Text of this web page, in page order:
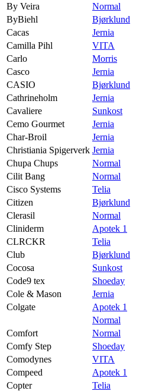
By Veira
Normal
ByBiehl
Bjørklund
Cacas
Jernia
Camilla Pihl
VITA
Carlo
Morris
Casco
Jernia
CASIO
Bjørklund
Cathrineholm
Jernia
Cavaliere
Sunkost
Cemo Gourmet
Jernia
Char-Broil
Jernia
Christiania Spigerverk Jernia
Chupa Chups
Normal
Cilit Bang
Normal
Cisco Systems
Telia
Citizen
Bjørklund
Clerasil
Normal
Cliniderm
Apotek 1
CLRCKR
Telia
Club
Bjørklund
Cocosa
Sunkost
Code9 tex
Shoeday
Cole & Mason
Jernia
Colgate
Apotek 1
Normal
Comfort
Normal
Comfy Step
Shoeday
Comodynes
VITA
Compeed
Apotek 1
Copter
Telia